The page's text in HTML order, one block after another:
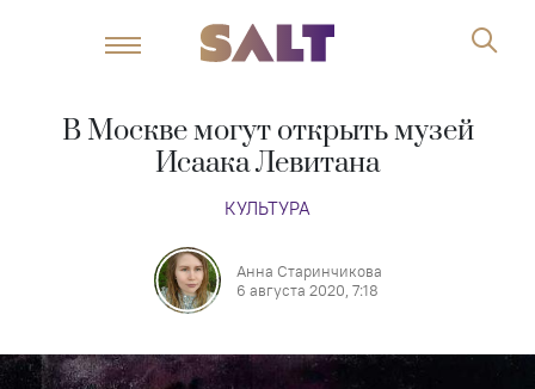
В Москве могут открыть музей
Исаака Левитана
КУЛЬТУРА
Анна Старинчикова
6 августа 2020, 7:18